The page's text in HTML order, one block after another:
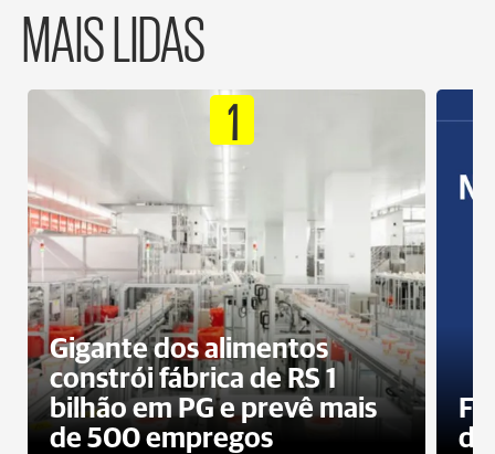
MAIS LIDAS
1
Gigante dos alimentos
constrói fábrica de RS 1
bilhão em PG e prevê mais
de 500 empregos